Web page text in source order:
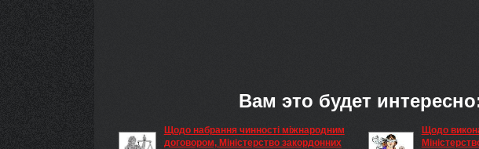
Вам это будет
Щодо набрання чинності міжнародним
договором, Міністерство закордонних
Щодо